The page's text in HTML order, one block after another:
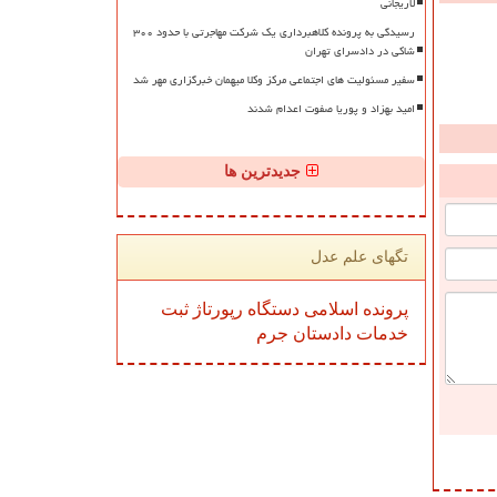
رسیدگی به پرونده کلاهبرداری یک شرکت مهاجرتی با حدود ۳۰۰
شاکی در دادسرای تهران
سفیر مسئولیت های اجتماعی مرکز وکلا میهمان خبرگزاری مهر شد
امید بهزاد و پوریا صفوت اعدام شدند
جدیدترین ها
تگهای علم عدل
پرونده اسلامی دستگاه رپورتاژ ثبت
خدمات دادستان جرم